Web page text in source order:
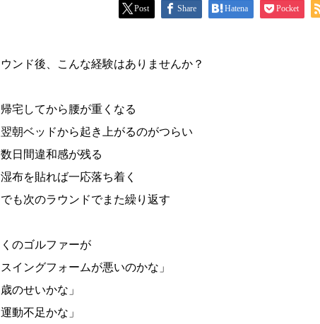
Post Share Hatena Pocket
ンド後、こんな経験はありませんか？
宅してから腰が重くなる
朝ベッドから起き上がるのがつらい
日間違和感が残る
布を貼れば一応落ち着く
も次のラウンドでまた繰り返す
のゴルファーが
イングフォームが悪いのかな」
のせいかな」
動不足かな」